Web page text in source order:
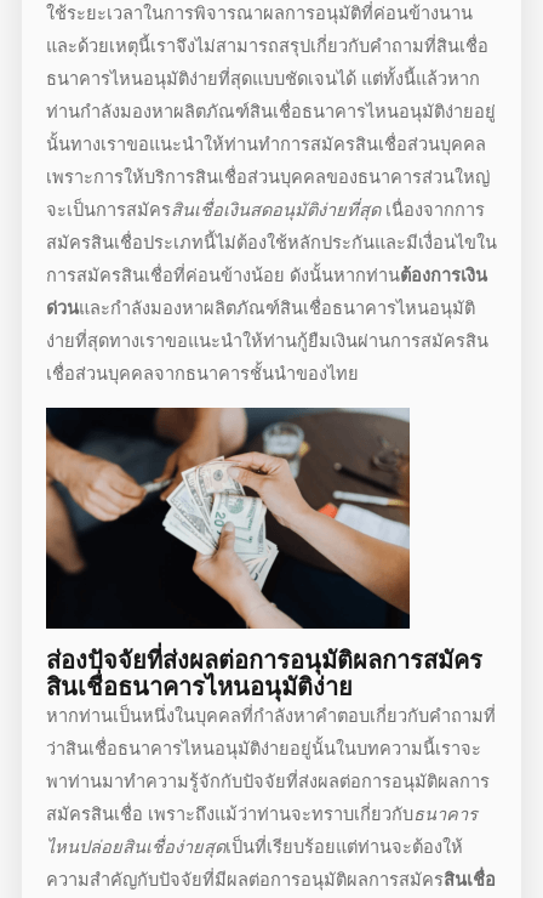
ใช้ระยะเวลาในการพิจารณาผลการอนุมัติที่ค่อนข้างนาน
และด้วยเหตุนี้เราจึงไม่สามารถสรุปเกี่ยวกับคำถามที่สินเชื่อ
ธนาคารไหนอนุมัติง่ายที่สุดแบบชัดเจนได้ แต่ทั้งนี้แล้วหาก
ท่านกำลังมองหาผลิตภัณฑ์สินเชื่อธนาคารไหนอนุมัติง่ายอยู่
นั้นทางเราขอแนะนำให้ท่านทำการสมัครสินเชื่อส่วนบุคคล
เพราะการให้บริการสินเชื่อส่วนบุคคลของธนาคารส่วนใหญ่
จะเป็นการสมัครสินเชื่อเงินสดอนุมัติง่ายที่สุดเนื่องจากการ
สมัครสินเชื่อประเภทนี้ไม่ต้องใช้หลักประกันและมีเงื่อนไขใน
การสมัครสินเชื่อที่ค่อนข้างน้อย ดังนั้นหากท่านต้องการเงิน
ด่วนและกำลังมองหาผลิตภัณฑ์สินเชื่อธนาคารไหนอนุมัติ
ง่ายที่สุดทางเราขอแนะนำให้ท่านกู้ยืมเงินผ่านการสมัครสิน
เชื่อส่วนบุคคลจากธนาคารชั้นนำของไทย
ส่องปัจจัยที่ส่งผลต่อการอนุมัติผลการสมัคร
สินเชื่อธนาคารไหนอนุมัติง่าย
หากท่านเป็นหนึ่งในบุคคลที่กำลังหาคำตอบเกี่ยวกับคำถามที่
ว่าสินเชื่อธนาคารไหนอนุมัติง่ายอยู่นั้นในบทความนี้เราจะ
พาท่านมาทำความรู้จักกับปัจจัยที่ส่งผลต่อการอนุมัติผลการ
สมัครสินเชื่อ เพราะถึงแม้ว่าท่านจะทราบเกี่ยวกับธนาคาร
ไหนปล่อยสินเชื่อง่ายสุดเป็นที่เรียบร้อยแต่ท่านจะต้องให้
ความสำคัญกับปัจจัยที่มีผลต่อการอนุมัติผลการสมัครสินเชื่อ